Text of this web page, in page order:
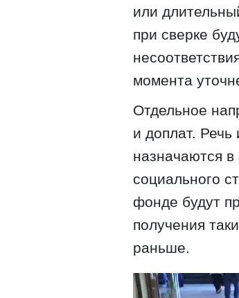
или
при сверке
момента
Отдельное
и доплат.
назначаются в
социального
фонде будут
получения
раньше.